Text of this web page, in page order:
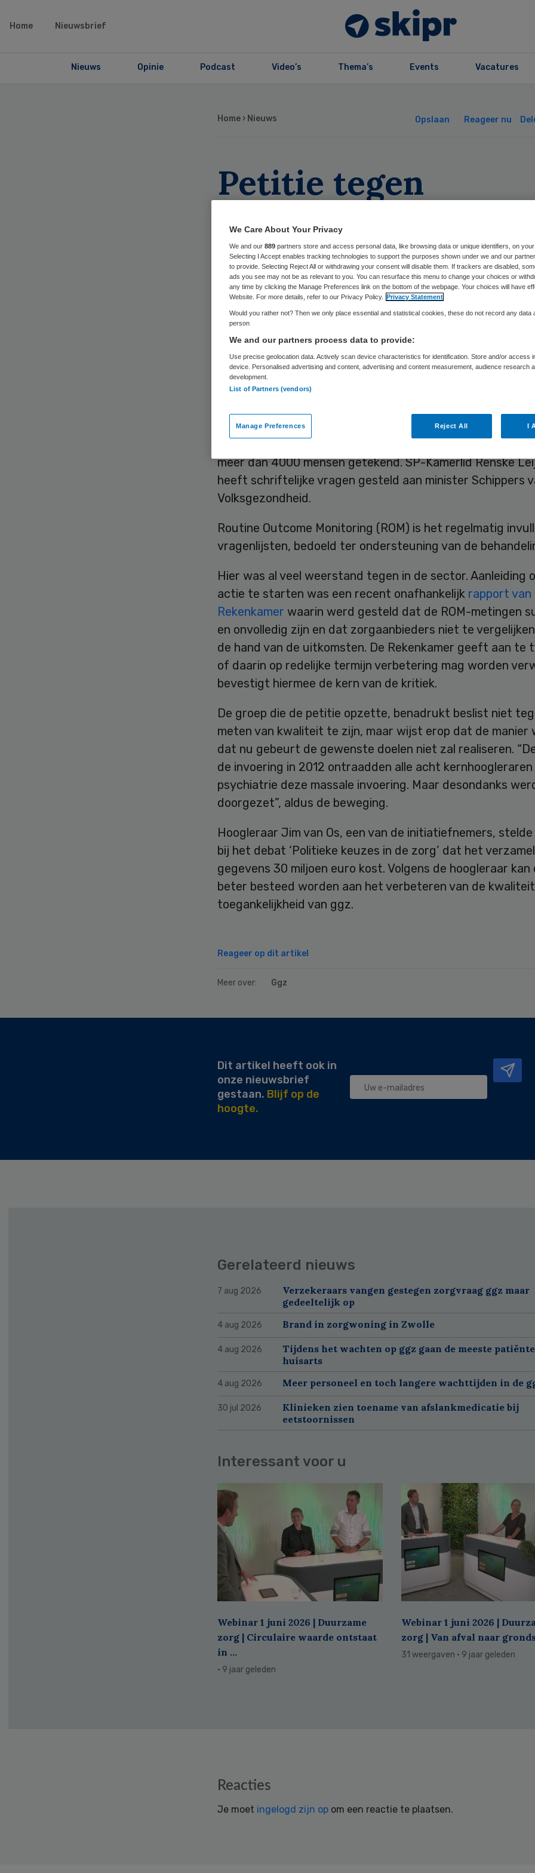
Home Nieuwsbrief
Nieuws Opinie Podcast Video’s Thema’s Events Vacatures
Home › Nieuws Opslaan Reageer nu
Petitie tegen
vragenlijsten ggz
4.000 keer
ondertekend
Samira Ahli 9 februari 2017,12:36
Het verzet van patiënten, psychiaters, verpleegkundigen en
patiënten aan de stichting Benchmark GGZ te leveren
meer dan 4000 mensen getekend. SP-Kamerlid Renske
heeft schriftelijke vragen gesteld aan minister Schippers
Volksgezondheid.
Routine Outcome Monitoring (ROM) is het regelmatig
vragenlijsten, bedoeld ter ondersteuning van de
Hier was al veel weerstand tegen in de sector. Aanleiding
actie te starten was een recent onafhankelijk rapport van
Rekenkamer waarin werd gesteld dat de ROM-metingen
en onvolledig zijn en dat zorgaanbieders niet te
de hand van de uitkomsten. De Rekenkamer geeft aan te
of daarin op redelijke termijn verbetering mag worden
bevestigt hiermee de kern van de kritiek.
De groep die de petitie opzette, benadrukt beslist niet
meten van kwaliteit te zijn, maar wijst erop dat de manier
dat nu gebeurt de gewenste doelen niet zal realiseren.
de invoering in 2012 ontraadden alle acht kernhoogleraren
psychiatrie deze massale invoering. Maar desondanks
doorgezet”, aldus de beweging.
Hoogleraar Jim van Os, een van de initiatiefnemers, stelde
bij het debat ‘Politieke keuzes in de zorg’ dat het
gegevens 30 miljoen euro kost. Volgens de hoogleraar kan
beter besteed worden aan het verbeteren van de
toegankelijkheid van ggz.
Reageer op dit artikel
Meer over: Ggz
Dit artikel heeft ook in
onze nieuwsbrief
gestaan. Blijf op de
hoogte.
Gerelateerd nieuws
7 aug 2026
Verzekeraars vangen gestegen zorgvraag ggz maar
gedeeltelijk op
4 aug 2026 Brand in zorgwoning in Zwolle
4 aug 2026
Tijdens het wachten op ggz gaan de meeste
huisarts
4 aug 2026 Meer personeel en toch langere wachttijden in de
30 jul 2026
Klinieken zien toename van afslankmedicatie bij
eetstoornissen
Interessant voor u
Webinar 1 juni 2026 | Duurzame
zorg | Circulaire waarde ontstaat
in ...
· 9 jaar geleden
Webinar 1 juni 2026 |
zorg | Van afval naar
31 weergaven · 9 jaar geleden
Reacties
Je moet ingelogd zijn op om een reactie te plaatsen.
We Care About Your Privacy
We and our 889 partners store and access personal data, like browsing data or unique identifiers, on your
Selecting I Accept enables tracking technologies to support the purposes shown under we and our
to provide. Selecting Reject All or withdrawing your consent will disable them. If trackers are disabled,
ads you see may not be as relevant to you. You can resurface this menu to change your choices or
any time by clicking the Manage Preferences link on the bottom of the webpage. Your choices will have
Website. For more details, refer to our Privacy Policy. Privacy Statement
Would you rather not? Then we only place essential and statistical cookies, these do not record any data
person
We and our partners process data to provide:
Use precise geolocation data. Actively scan device characteristics for identification. Store and/or access
device. Personalised advertising and content, advertising and content measurement, audience research
development.
List of Partners (vendors)
Manage Preferences Reject All I